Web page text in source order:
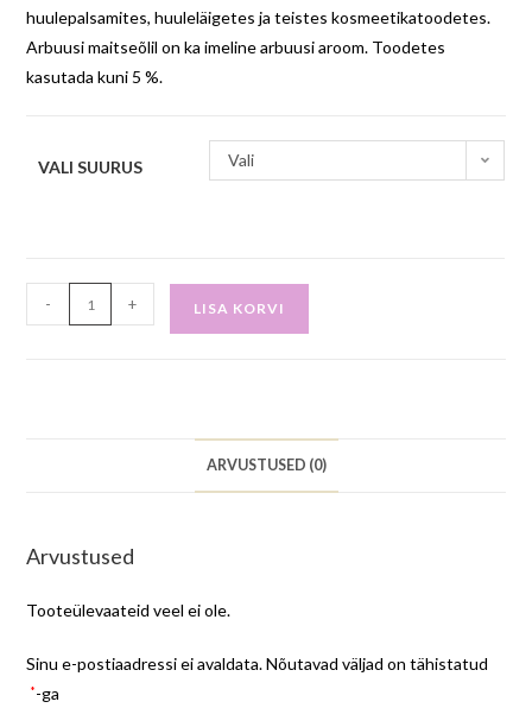
huulepalsamites, huuleläigetes ja teistes kosmeetikatoodetes.
Arbuusi maitseõlil on ka imeline arbuusi aroom. Toodetes
kasutada kuni 5 %.
VALI SUURUS Vali
- + LISA KORVI
ARVUSTUSED (0)
Arvustused
Tooteülevaateid veel ei ole.
Sinu e-postiaadressi ei avaldata. Nõutavad väljad on tähistatud
*-ga